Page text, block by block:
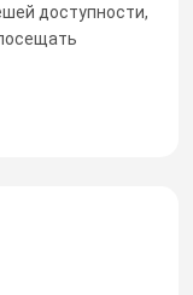
доступности,